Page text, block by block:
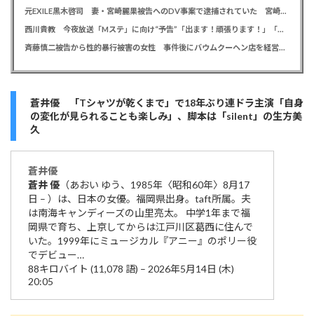
元EXILE黒木啓司 妻・宮崎麗果被告へのDV事案で逮捕されていた 宮崎は全身打撲、頭部裂傷及び打撲、頸部損傷の怪我
西川貴教 今夜放送「Mステ」に向け“予告”「出ます！頑張ります！」「恐らくアレも着ます！」
斉藤慎二被告から性的暴行被害の女性 事件後にバウムクーヘン店を経営やTikTokでライブ配信する姿に「言葉にできない悔しさと怒り」
蒼井優 「Tシャツが乾くまで」で18年ぶり連ドラ主演「自身
の変化が見られることも楽しみ」、脚本は「silent」の生方美
久
蒼井優
蒼井優 （あおい ゆう、1985年〈昭和60年〉8月17
日 – ）は、日本の女優。福岡県出身。taft所属。夫
は南海キャンディーズの山里亮太。 中学1年まで福
岡県で育ち、上京してからは江戸川区葛西に住んで
いた。1999年にミュージカル『アニー』のポリー役
でデビュー…
88キロバイト (11,078 語) – 2026年5月14日 (木)
20:05